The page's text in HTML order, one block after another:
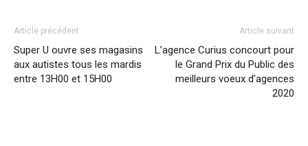
Article précédent
Super U ouvre ses magasins
aux autistes tous les mardis
entre 13H00 et 15H00
Article suivant
L’agence Curius concourt pour
le Grand Prix du Public des
meilleurs voeux d’agences
2020